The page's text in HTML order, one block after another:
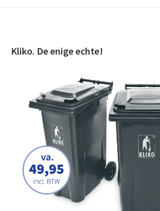
Kliko. De enige echte!